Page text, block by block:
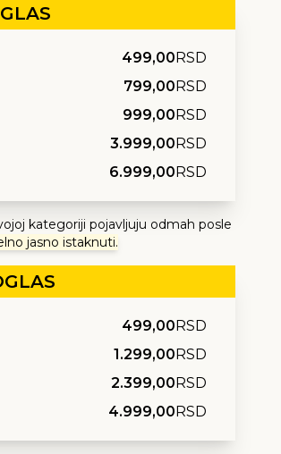
499,00RSD
799,00RSD
999,00RSD
3.999,00RSD
6.999,00RSD
kategoriji pojavljuju odmah posle
jasno istaknuti.
499,00RSD
1.299,00RSD
2.399,00RSD
4.999,00RSD